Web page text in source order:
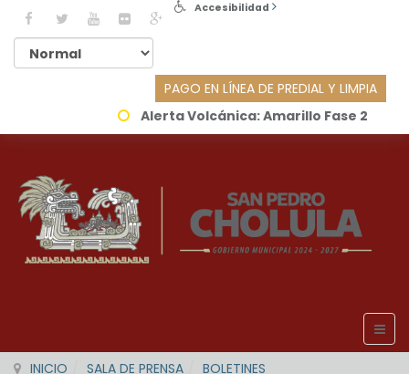
Accesibilidad
PAGO EN LÍNEA DE PREDIAL Y LIMPIA
Alerta Volcánica:Amarillo Fase 2
INICIO SALA DE PRENSA
BOLETINES